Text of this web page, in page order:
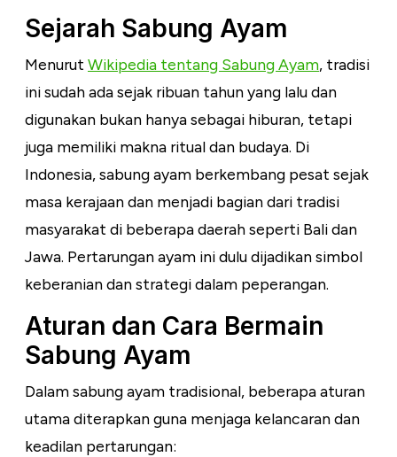
Sejarah Sabung Ayam
Menurut Wikipedia tentang Sabung Ayam, tradisi
ini sudah ada sejak ribuan tahun yang lalu dan
digunakan bukan hanya sebagai hiburan, tetapi
juga memiliki makna ritual dan budaya. Di
Indonesia, sabung ayam berkembang pesat sejak
masa kerajaan dan menjadi bagian dari tradisi
masyarakat di beberapa daerah seperti Bali dan
Jawa. Pertarungan ayam ini dulu dijadikan simbol
keberanian dan strategi dalam peperangan.
Aturan dan Cara Bermain
Sabung Ayam
Dalam sabung ayam tradisional, beberapa aturan
utama diterapkan guna menjaga kelancaran dan
keadilan pertarungan: